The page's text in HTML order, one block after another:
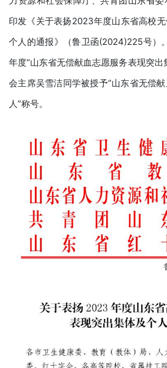
印发《关于表扬2023年度山东省高校
个人的通报》（鲁卫函(2024)225号）
年度“山东省无偿献血志愿服务表现突出
会主席吴雪洁同学被授予“山东省无偿
人”称号。